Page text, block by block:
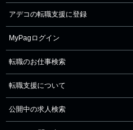
アデコの転職支援に登録
MyPagログイン
転職のお仕事検索
転職支援について
公開中の求人検索